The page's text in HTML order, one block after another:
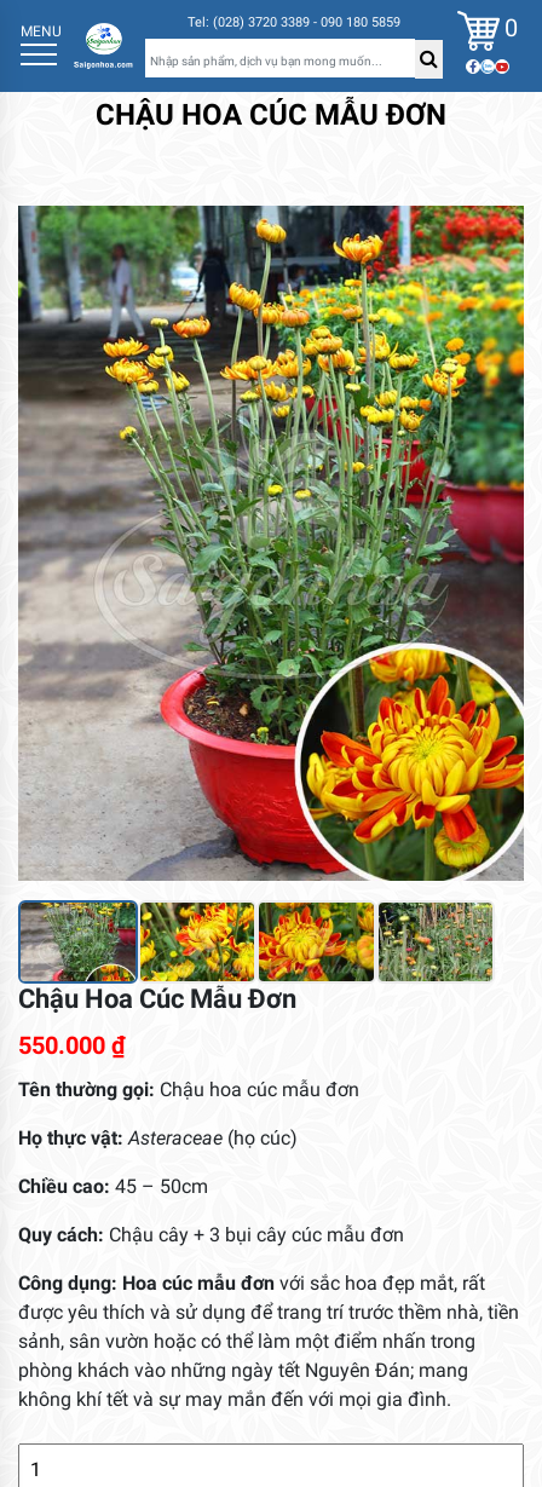
MENU Tel: (028) 3720 3389 - 090 180 5859 0
CHẬU HOA CÚC MẪU ĐƠN
Chậu Hoa Cúc Mẫu Đơn
550.000 ₫
Tên thường gọi: Chậu hoa cúc mẫu đơn
Họ thực vật: Asteraceae (họ cúc)
Chiều cao: 45 – 50cm
Quy cách: Chậu cây + 3 bụi cây cúc mẫu đơn
Công dụng: Hoa cúc mẫu đơn với sắc hoa đẹp mắt, rất
được yêu thích và sử dụng để trang trí trước thềm nhà, tiền
sảnh, sân vườn hoặc có thể làm một điểm nhấn trong
phòng khách vào những ngày tết Nguyên Đán; mang
không khí tết và sự may mắn đến với mọi gia đình.